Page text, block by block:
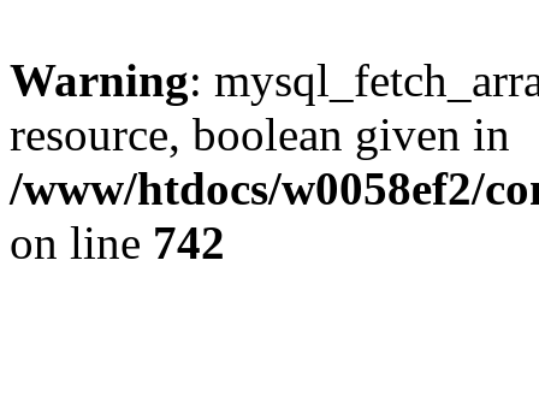
Warning:
resource, boolean given in
/www/htdocs/w0058ef2/
on line 742